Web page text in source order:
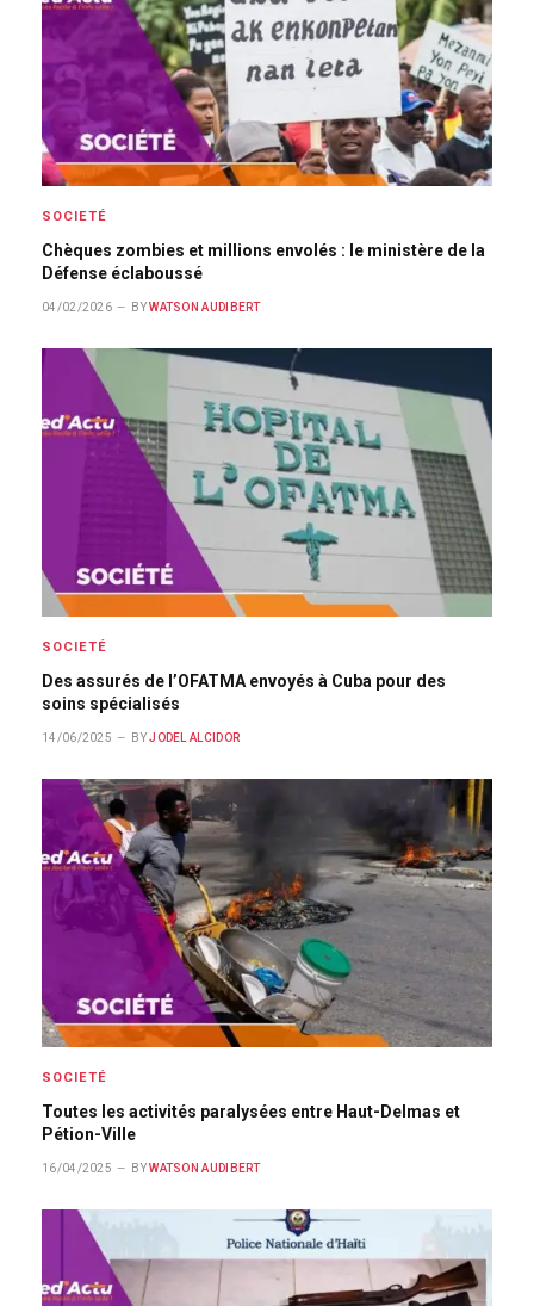
SOCIETÉ
Chèques zombies et millions envolés : le ministère de la
Défense éclaboussé
04/02/2026 BY WATSON AUDIBERT
SOCIETÉ
Des assurés de l’OFATMA envoyés à Cuba pour des
soins spécialisés
14/06/2025 BY JODEL ALCIDOR
SOCIETÉ
Toutes les activités paralysées entre Haut-Delmas et
Pétion-Ville
16/04/2025 BY WATSON AUDIBERT